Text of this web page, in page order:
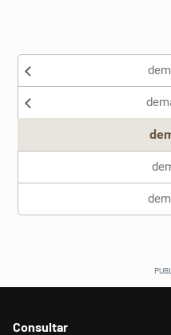
Nenhum dos sinônimos
Consultar